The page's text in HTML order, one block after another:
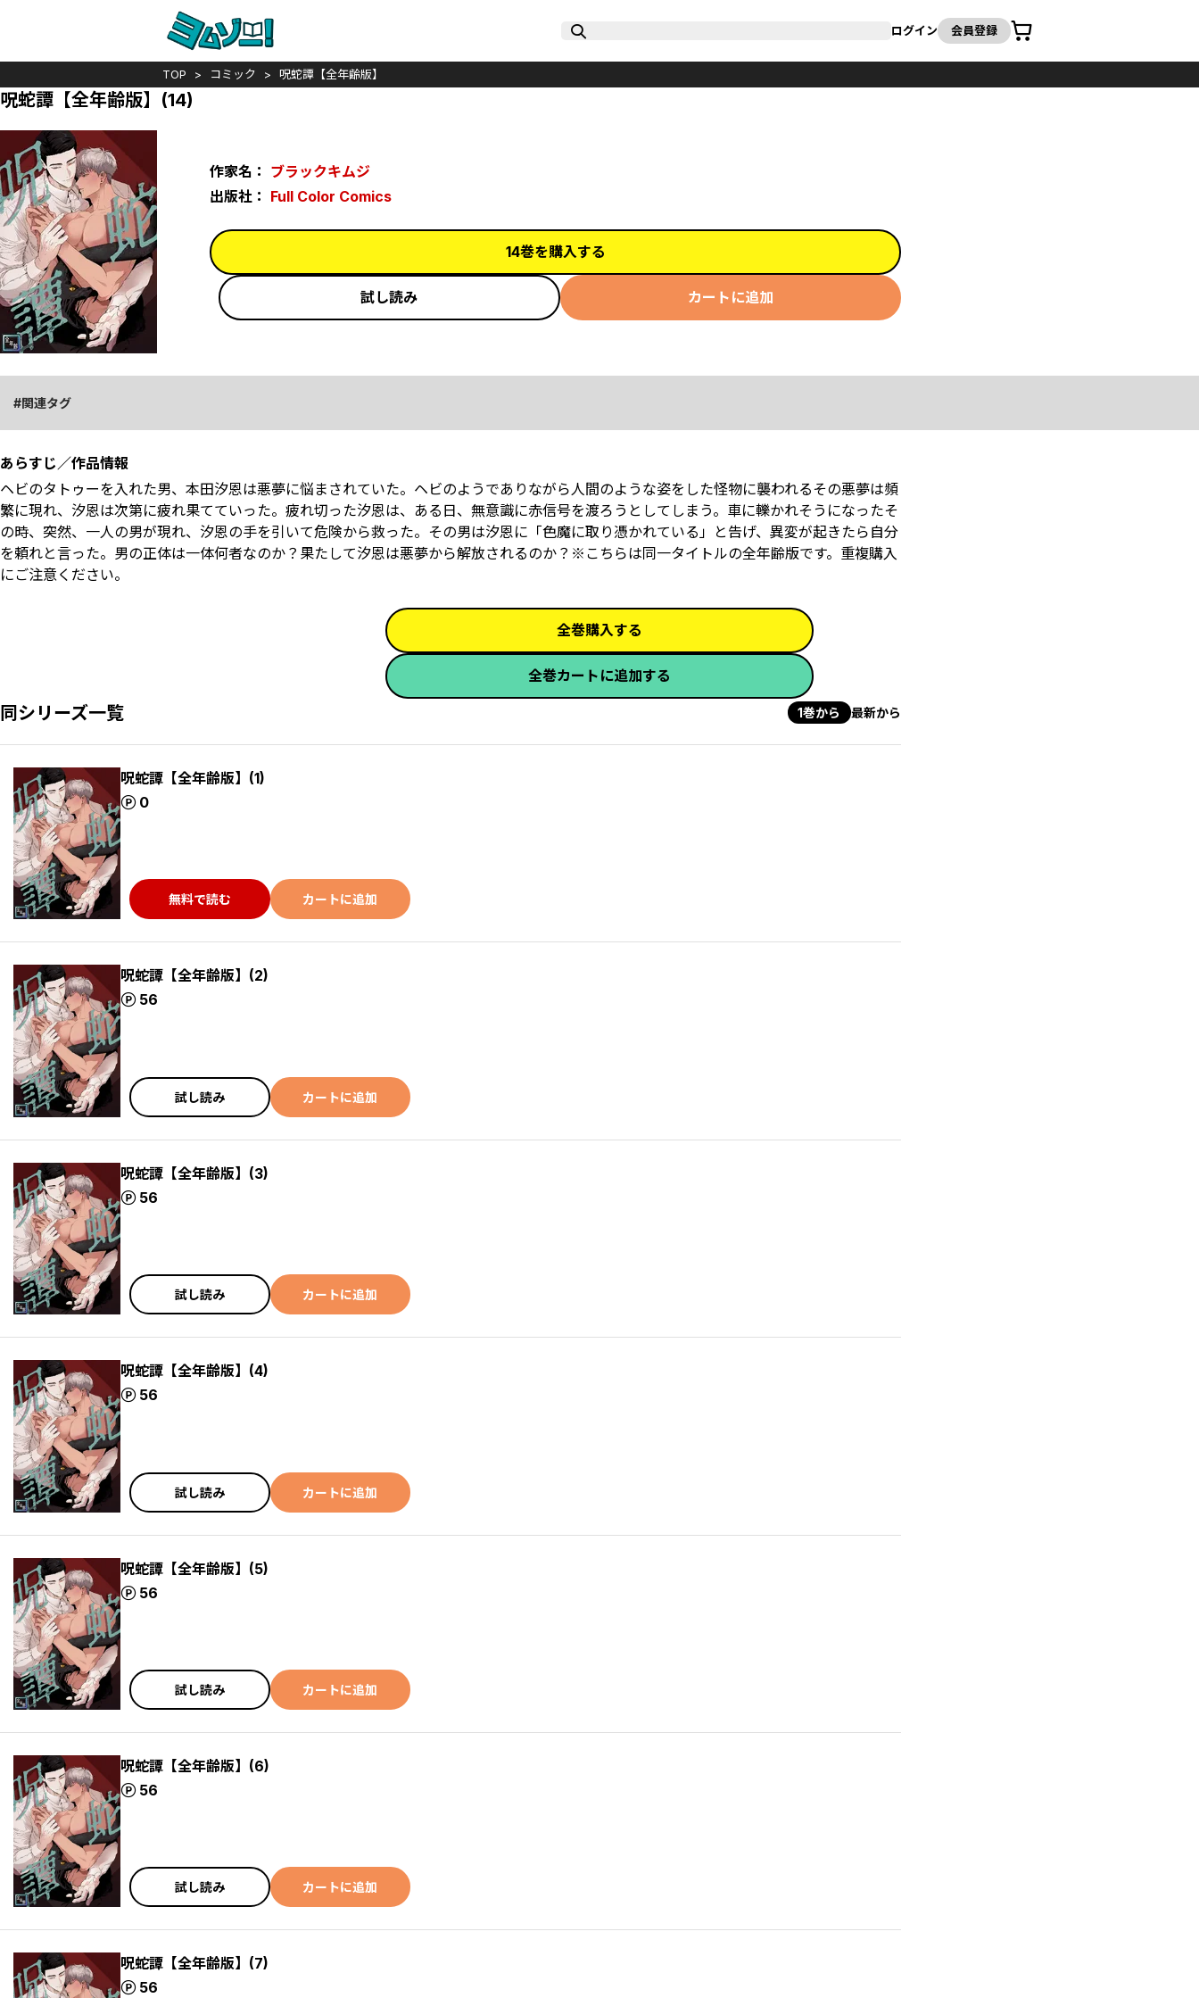
ログイン 会員登録
カート
TOP コミック 呪蛇譚【全年齢版】
呪蛇譚【全年齢版】(14)
作家名： ブラックキムジ
出版社： Full Color Comics
14巻を購入する
試し読み カートに追加
関連タグ
あらすじ／作品情報
ヘビのタトゥーを入れた男、本田汐恩は悪夢に悩まされていた。ヘビのようでありながら人間のような姿をした怪物に襲われるその悪夢は頻
繁に現れ、汐恩は次第に疲れ果てていった。疲れ切った汐恩は、ある日、無意識に赤信号を渡ろうとしてしまう。車に轢かれそうになったそ
の時、突然、一人の男が現れ、汐恩の手を引いて危険から救った。その男は汐恩に「色魔に取り憑かれている」と告げ、異変が起きたら自分
を頼れと言った。男の正体は一体何者なのか？果たして汐恩は悪夢から解放されるのか？※こちらは同一タイトルの全年齢版です。重複購入
にご注意ください。
全巻購入する
全巻カートに追加する
同シリーズ一覧 1巻から 最新から
呪蛇譚【全年齢版】(1)
0
ポイント
無料で読む カートに追加
呪蛇譚【全年齢版】(2)
56
ポイント
試し読み カートに追加
呪蛇譚【全年齢版】(3)
56
ポイント
試し読み カートに追加
呪蛇譚【全年齢版】(4)
56
ポイント
試し読み カートに追加
呪蛇譚【全年齢版】(5)
56
ポイント
試し読み カートに追加
呪蛇譚【全年齢版】(6)
56
ポイント
試し読み カートに追加
呪蛇譚【全年齢版】(7)
56
ポイント